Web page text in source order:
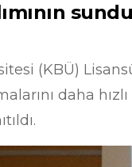
(KBÜ)
daha